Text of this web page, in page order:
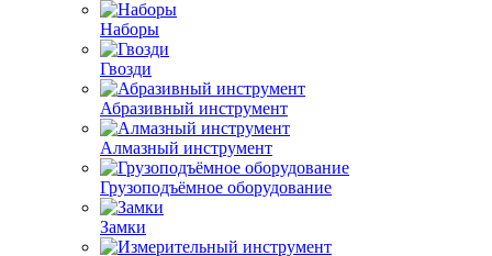
Наборы
Гвозди
Абразивный инструмент
Алмазный инструмент
Грузоподъёмное оборудование
Замки